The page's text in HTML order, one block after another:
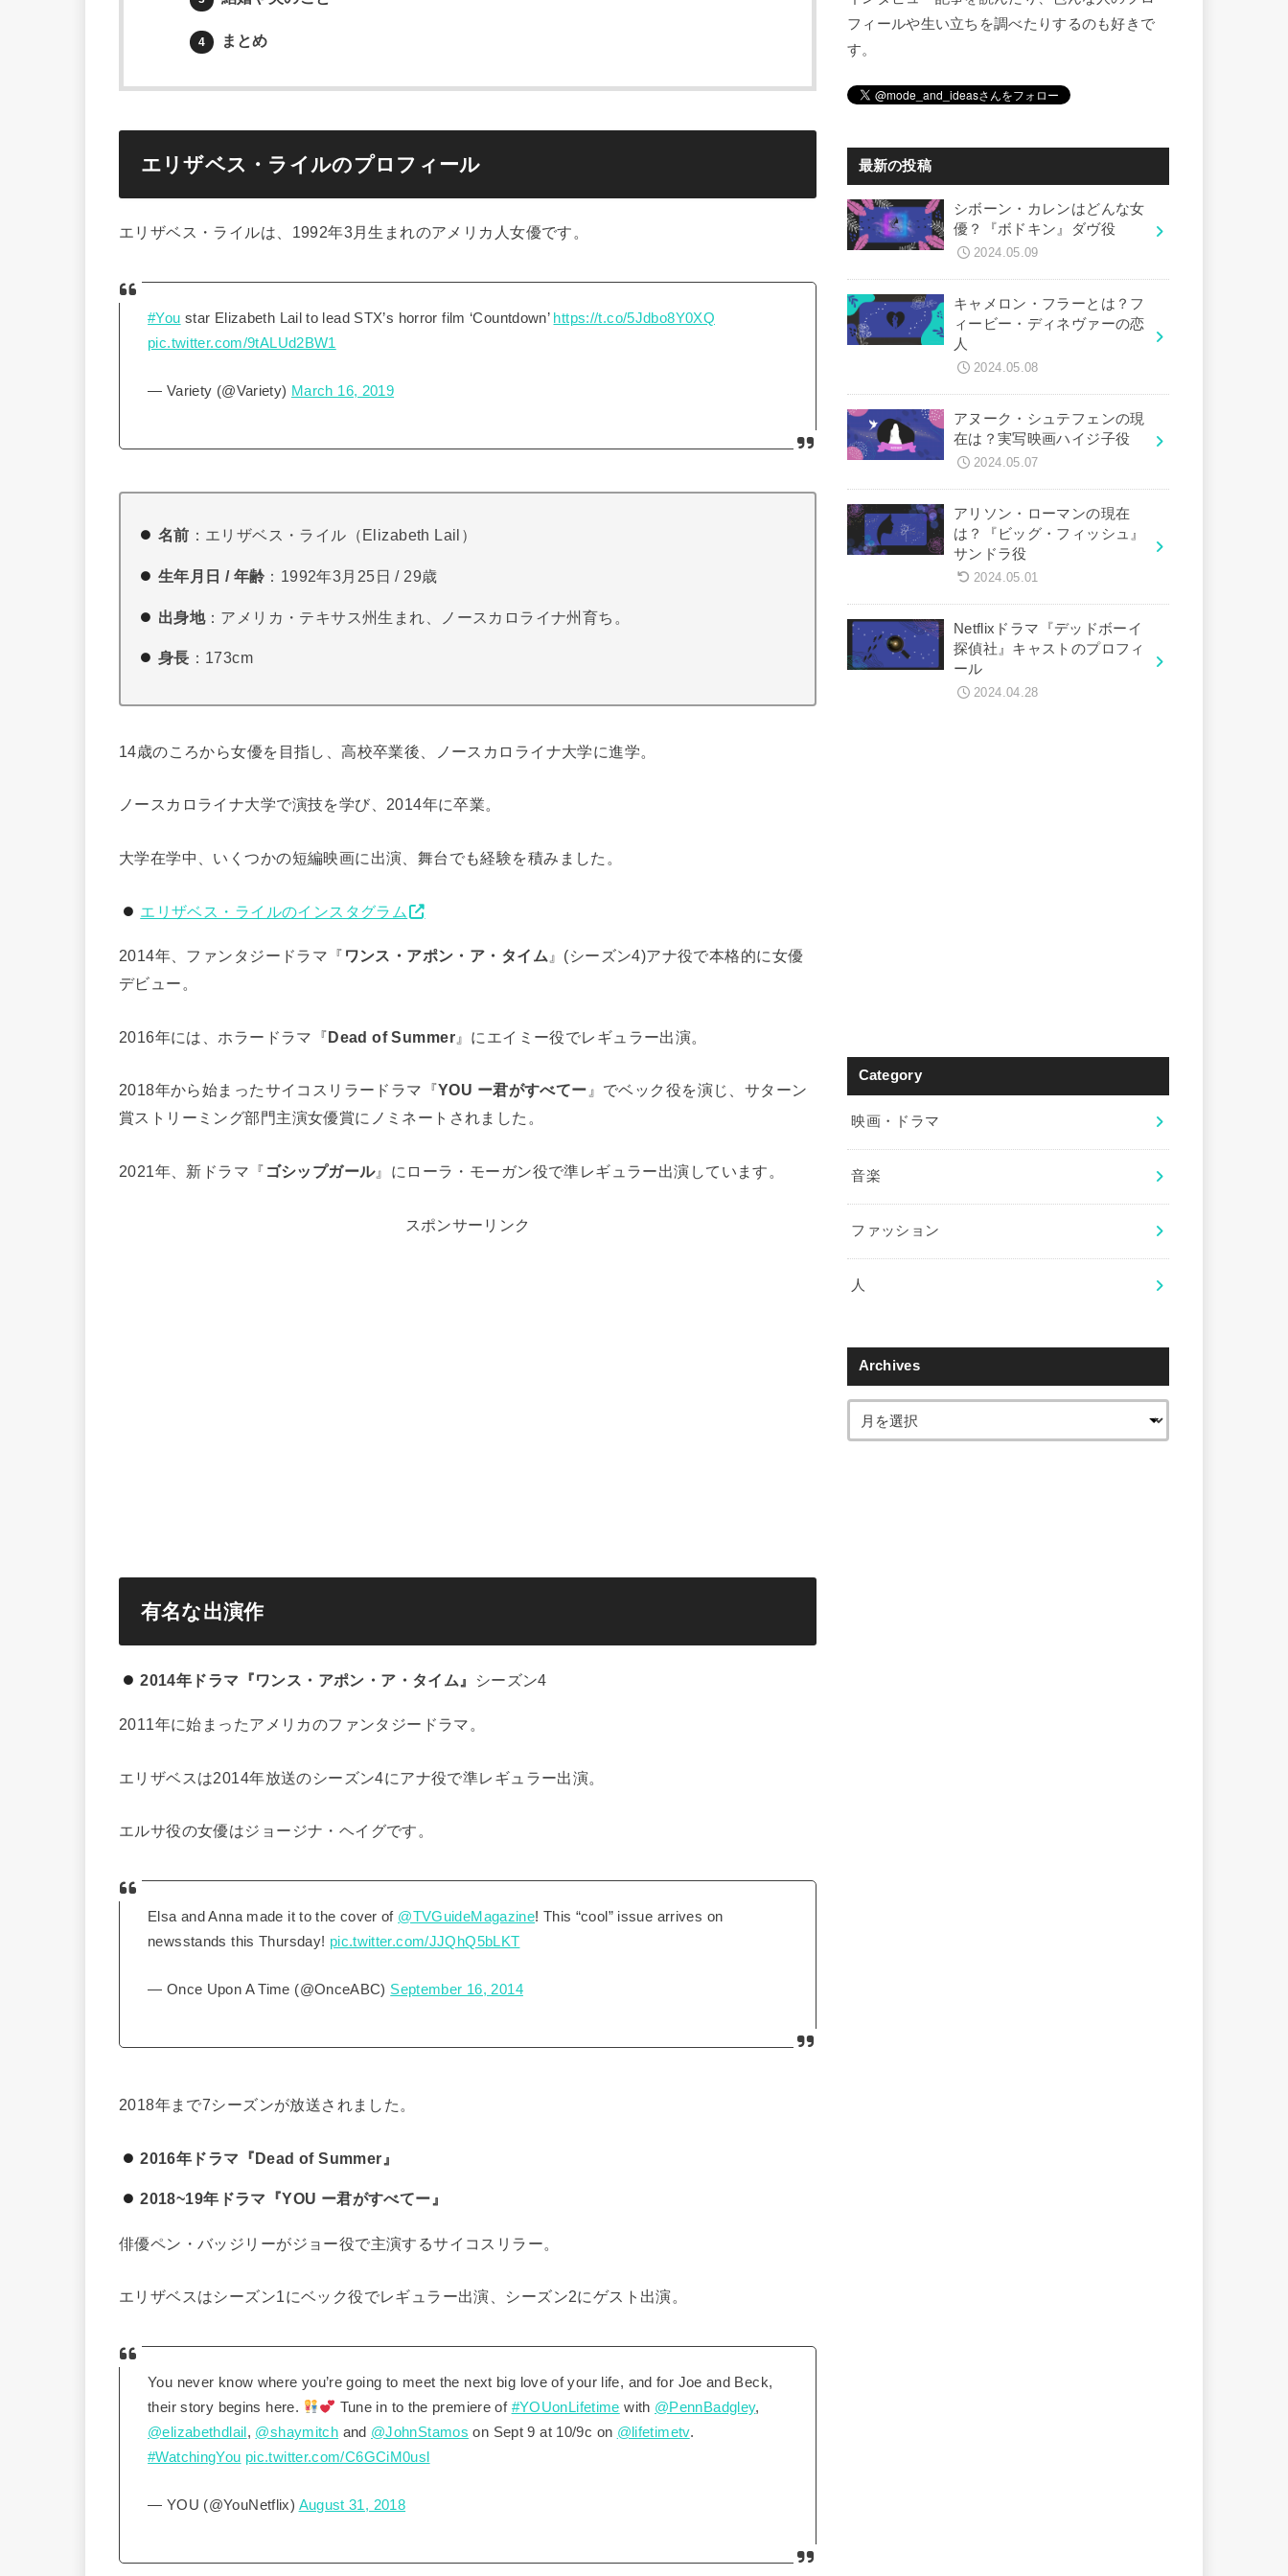
4 まとめ
エリザベス・ライルのプロフィール
エリザベス・ライルは、1992年3月生まれのアメリカ人女優です。
#You star Elizabeth Lail to lead STX’s horror film ‘Countdown’ https://t.co/5Jdbo8Y0XQ
pic.twitter.com/9tALUd2BW1
— Variety (@Variety) March 16, 2019
名前 ：エリザベス・ライル（Elizabeth Lail）
生年月日 / 年齢 ：1992年3月25日 / 29歳
出身地：アメリカ・テキサス州生まれ、ノースカロライナ州育ち。
身長 ：173cm
14歳のころから女優を目指し、高校卒業後、ノースカロライナ大学に進学。
ノースカロライナ大学で演技を学び、2014年に卒業。
大学在学中、いくつかの短編映画に出演、舞台でも経験を積みました。
エリザベス・ライルのインスタグラム
2014年、ファンタジードラマ『 ワンス・アポン・ア・タイム 』(シーズン4)アナ役で本格的に女優
デビュー。
2016年には、ホラードラマ『Dead of Summer』にエイミー役でレギュラー出演。
2018年から始まったサイコスリラードラマ『YOU ー君がすべてー 』でベック役を演じ、サターン
賞ストリーミング部門主演女優賞にノミネートされました。
2021年、新ドラマ『 ゴシップガール』にローラ・モーガン役で準レギュラー出演しています。
スポンサーリンク
有名な出演作
2014年ドラマ『ワンス・アポン・ア・タイム』 シーズン4
2011年に始まったアメリカのファンタジードラマ。
エリザベスは2014年放送のシーズン4にアナ役で準レギュラー出演。
エルサ役の女優はジョージナ・ヘイグです。
Elsa and Anna made it to the cover of @TVGuideMagazine! This “cool” issue arrives on
newsstands this Thursday! pic.twitter.com/JJQhQ5bLKT
— Once Upon A Time (@OnceABC) September 16, 2014
2018年まで7シーズンが放送されました。
2016年ドラマ『Dead of Summer』
2018~19年ドラマ『YOU ー君がすべてー』
俳優ペン・バッジリーがジョー役で主演するサイコスリラー。
エリザベスはシーズン1にベック役でレギュラー出演、シーズン2にゲスト出演。
You never know where you’re going to meet the next big love of your life, and for Joe and Beck,
their story begins here.
Tune in to the premiere of #YOUonLifetime with @PennBadgley,
@elizabethdlail , @shaymitch and @JohnStamos on Sept 9 at 10/9c on @lifetimetv.
#WatchingYou pic.twitter.com/C6GCiM0usl
— YOU (@YouNetflix) August 31, 2018
フィールや生い立ちを調べたりするのも好きで
す。
最新の投稿
シボーン・カレンはどんな女
優？『ボドキン』ダヴ役
2024.05.09
キャメロン・フラーとは？フ
ィービー・ディネヴァーの恋
人
2024.05.08
アヌーク・シュテフェンの現
在は？実写映画ハイジ子役
2024.05.07
アリソン・ローマンの現在
は？『ビッグ・フィッシュ』
サンドラ役
2024.05.01
Netflixドラマ『デッドボーイ
探偵社』キャストのプロフィ
ール
2024.04.28
Category
映画・ドラマ
音楽
ファッション
人
Archives